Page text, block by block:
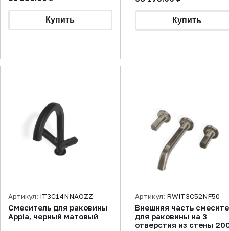
Артикул: IT3C14NNAOZZ
Смеситель для раковины
Appia, черный матовый
Артикул: RWIT3C52NF50
Внешняя часть
для раковины на 3
отверстия из стены